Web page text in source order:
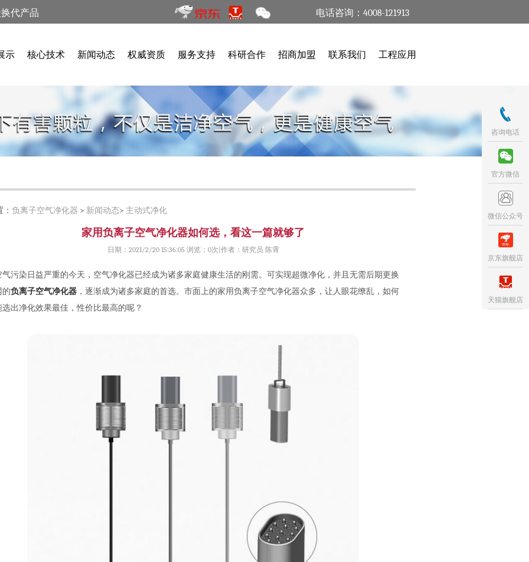
代产品 电话咨询：4008-121913
示 核心技术 新闻动态 权威资质 服务支持 科研合作 招商加盟 联系我们 工程应用
负离子空气净化器 > 新闻动态> 主动式净化
家用负离子空气净化器如何选，看这一篇就够了
日期：2021/2/20 15:36:05 浏览： 0次|作者：研究员 陈霄
气污染日益严重的今天，空气净化器已经成为诸多家庭健康生活的刚需。可实现超微净化，并且无需后期更换
的负离子空气净化器 ，逐渐成为诸多家庭的首选。市面上的家用负离子空气净化器众多，让人眼花缭乱，如何
选出净化效果最佳，性价比最高的呢？
咨询电话
官方微信
微信公众号
京东旗舰店
天猫旗舰店